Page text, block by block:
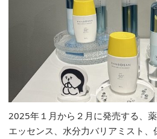
2025年１月から２月に発売する、
エッセンス、水分力バリアミスト